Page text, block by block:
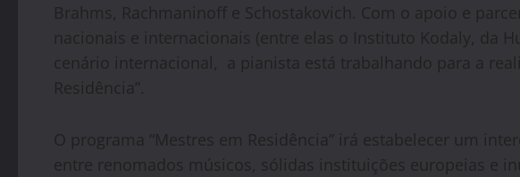
Brahms, Rachmaninoff e Schostakovich. Com o apoio e
nacionais e internacionais (entre elas o Instituto Kodaly, da
cenário internacional, a pianista está trabalhando para a
Residência”.
O programa “Mestres em Residência” irá estabelecer um
entre renomados músicos, sólidas instituições europeias e